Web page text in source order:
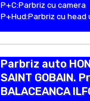
P+C:Parbriz cu camera
P+Hud:Parbriz cu head
Parbriz auto
SAINT GOBAIN.
BALACEANCA